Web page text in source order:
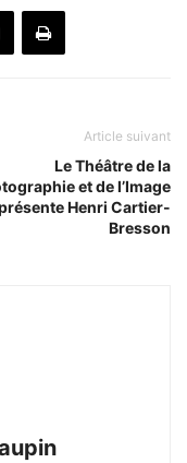
Article suivant
Le Théâtre de la
et de l’Image
Henri Cartier-
Bresson